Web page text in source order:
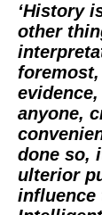
‘History
other
anyone,
done so,
ulterior
influence